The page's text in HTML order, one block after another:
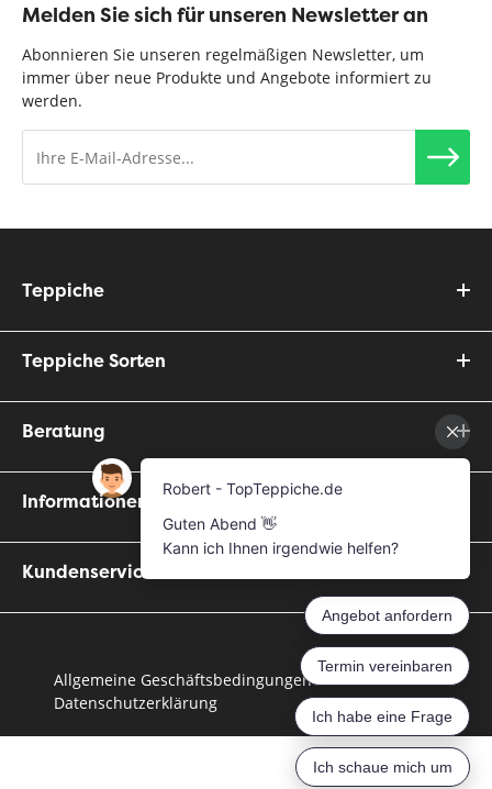
Melden Sie sich für unseren Newsletter an
Abonnieren Sie unseren regelmäßigen Newsletter, um
immer über neue Produkte und Angebote informiert zu
werden.
Teppiche
Teppiche Sorten
Beratung
Informationen
Kundenservice
Allgemeine Geschäftsbedingungen
Datenschutzerklärung